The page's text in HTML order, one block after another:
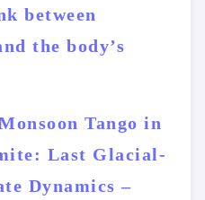
between
the body’s
Tango in
Last Glacial-
Dynamics –